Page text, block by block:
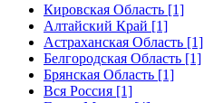
Кировская Область [1]
Алтайский Край [1]
Астраханская Область [1]
Белгородская Область [1]
Брянская Область [1]
Вся Россия [1]